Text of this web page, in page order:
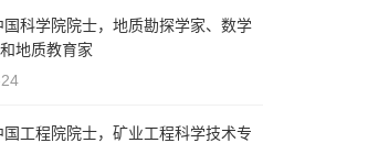
地质教育家